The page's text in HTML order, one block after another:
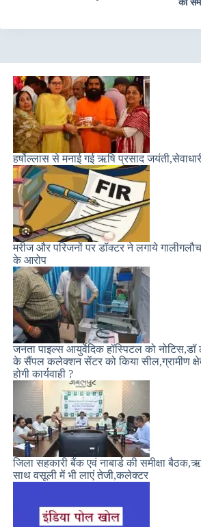
को
हर्षोल्लास से मनाई गई ऋषि प्रसाद
मरीज और परिजनों पर डॉक्टर ने लगाये
के आरोप
जनता पाइल्स आयुर्वेदिक हॉस्पिटल को
के सैंपल कलेक्शन सेंटर को किया सील,ग्रामीण
होगी कार्यवाही ?
जिला सहकारी बैंक एवं नाबार्ड की समीक्षा
साथ वसूली में भी लाएं तेजी,कलेक्टर